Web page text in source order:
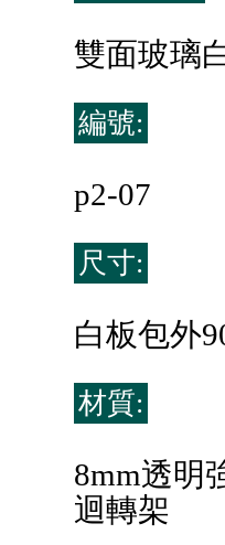
雙面玻璃
編號:
p2-07
尺寸:
白板包外
材質:
8mm透明
迴轉架